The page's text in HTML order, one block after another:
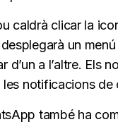
caldrà clicar la
un
d’un a l’altre. Els
notificacions
també ha